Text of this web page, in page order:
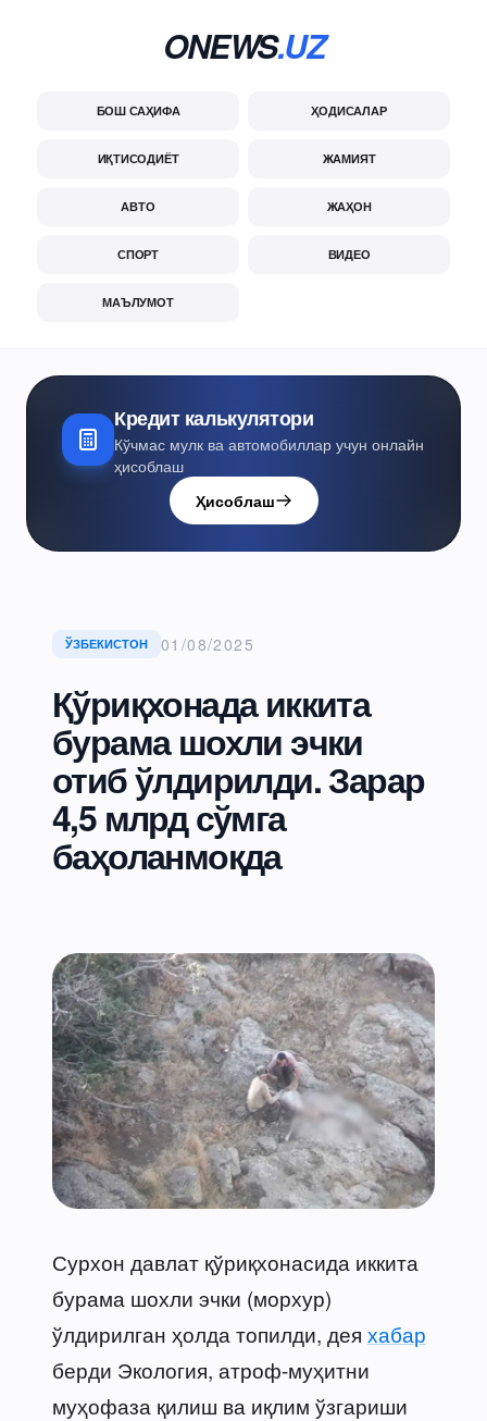
ONEWS.UZ
БОШ САҲИФА ҲОДИСАЛАР
ИҚТИСОДИЁТ ЖАМИЯТ
АВТО ЖАҲОН
СПОРТ ВИДЕО
МАЪЛУМОТ
Кредит калькулятори
Кўчмас мулк ва автомобиллар учун онлайн
ҳисоблаш
Ҳисоблаш
ЎЗБЕКИСТОН 01/08/2025
Қўриқхонада иккита
бурама шохли эчки
отиб ўлдирилди. Зарар
4,5 млрд сўмга
баҳоланмоқда
Сурхон давлат қўриқхонасида иккита
бурама шохли эчки (морхур)
ўлдирилган ҳолда топилди, дея хабар
берди Экология, атроф-муҳитни
муҳофаза қилиш ва иқлим ўзгариши